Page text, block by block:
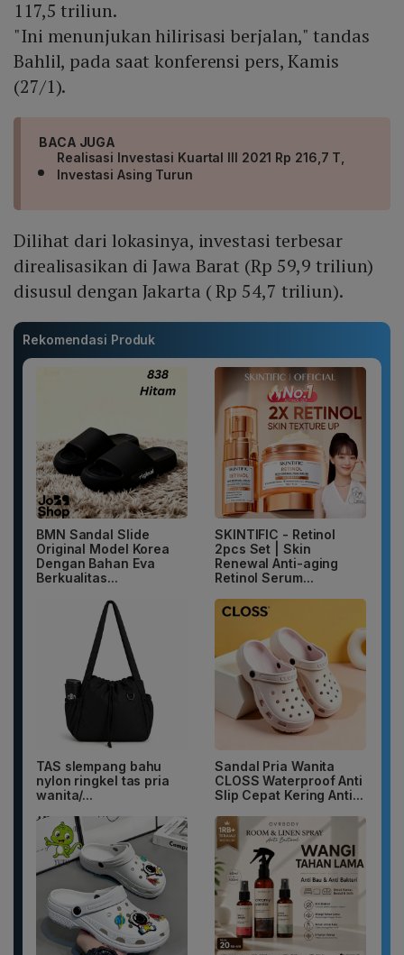
117,5 triliun.
"Ini menunjukan hilirisasi berjalan," tandas
Bahlil, pada saat konferensi pers, Kamis
(27/1).
BACA JUGA
Realisasi Investasi Kuartal III 2021 Rp 216,7 T,
Investasi Asing Turun
Dilihat dari lokasinya, investasi terbesar
direalisasikan di Jawa Barat (Rp 59,9 triliun)
disusul dengan Jakarta ( Rp 54,7 triliun).
Rekomendasi Produk
BMN Sandal Slide
Original Model Korea
Dengan Bahan Eva
Berkualitas...
SKINTIFIC - Retinol
2pcs Set | Skin
Renewal Anti-aging
Retinol Serum...
TAS slempang bahu
nylon ringkel tas pria
wanita/...
Sandal Pria Wanita
CLOSS Waterproof Anti
Slip Cepat Kering Anti...